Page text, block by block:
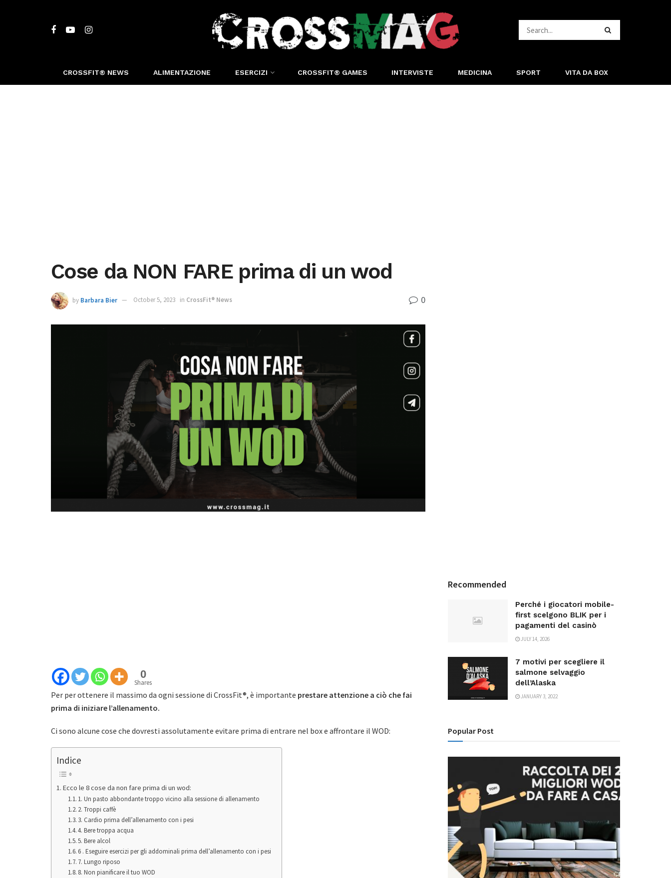
CROSSFIT® NEWS ALIMENTAZIONE ESERCIZI CROSSFIT® GAMES INTERVISTE MEDICINA SPORT VITA DA BOX
Cose da NON FARE prima di un wod
by Barbara Bier October 5, 2023 in CrossFit® News 0
0
Shares
Per per ottenere il massimo da ogni sessione di CrossFit®, è importante prestare attenzione a ciò che fai
prima di iniziare l’allenamento.
Ci sono alcune cose che dovresti assolutamente evitare prima di entrare nel box e affrontare il WOD:
Indice
Ecco le 8 cose da non fare prima di un wod:
1. Un pasto abbondante troppo vicino alla sessione di allenamento
2. Troppi caffè
3. Cardio prima dell’allenamento con i pesi
4. Bere troppa acqua
5. Bere alcol
6 . Eseguire esercizi per gli addominali prima dell’allenamento con i pesi
7. Lungo riposo
8. Non pianificare il tuo WOD
Recommended
Perché i giocatori mobile-
first scelgono BLIK per i
pagamenti del casinò
JULY 14, 2026
7 motivi per scegliere il
salmone selvaggio
dell’Alaska
JANUARY 3, 2022
Popular Post